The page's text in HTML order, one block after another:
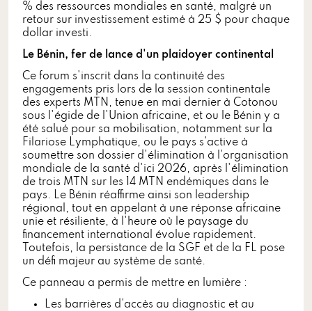
% des ressources mondiales en santé, malgré un
retour sur investissement estimé à 25 $ pour chaque
dollar investi.
Le Bénin, fer de lance d'un plaidoyer continental
Ce forum s'inscrit dans la continuité des
engagements pris lors de la session continentale
des experts MTN, tenue en mai dernier à Cotonou
sous l'égide de l'Union africaine, et ou le Bénin y a
été salué pour sa mobilisation, notamment sur la
Filariose Lymphatique, ou le pays s'active à
soumettre son dossier d'élimination à l'organisation
mondiale de la santé d'ici 2026, après l'élimination
de trois MTN sur les 14 MTN endémiques dans le
pays. Le Bénin réaffirme ainsi son leadership
régional, tout en appelant à une réponse africaine
unie et résiliente, à l'heure où le paysage du
financement international évolue rapidement.
Toutefois, la persistance de la SGF et de la FL pose
un défi majeur au système de santé.
Ce panneau a permis de mettre en lumière :
Les barrières d'accès au diagnostic et au